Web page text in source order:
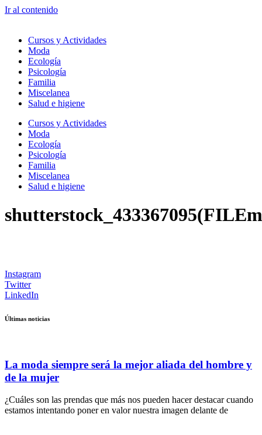
Ir al contenido
Cursos y Actividades
Moda
Ecología
Psicología
Familia
Miscelanea
Salud e higiene
Cursos y Actividades
Moda
Ecología
Psicología
Familia
Miscelanea
Salud e higiene
Instagram
Twitter
LinkedIn
Últimas noticias
La moda siempre será la mejor aliada del hombre y
de la mujer
¿Cuáles son las prendas que más nos pueden hacer destacar cuando
estamos intentando poner en valor nuestra imagen delante de